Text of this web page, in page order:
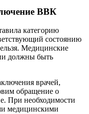
ВВК
категорию
состоянию
Медицинские
должны быть
врачей,
обращение о
При необходимости
медицинскими